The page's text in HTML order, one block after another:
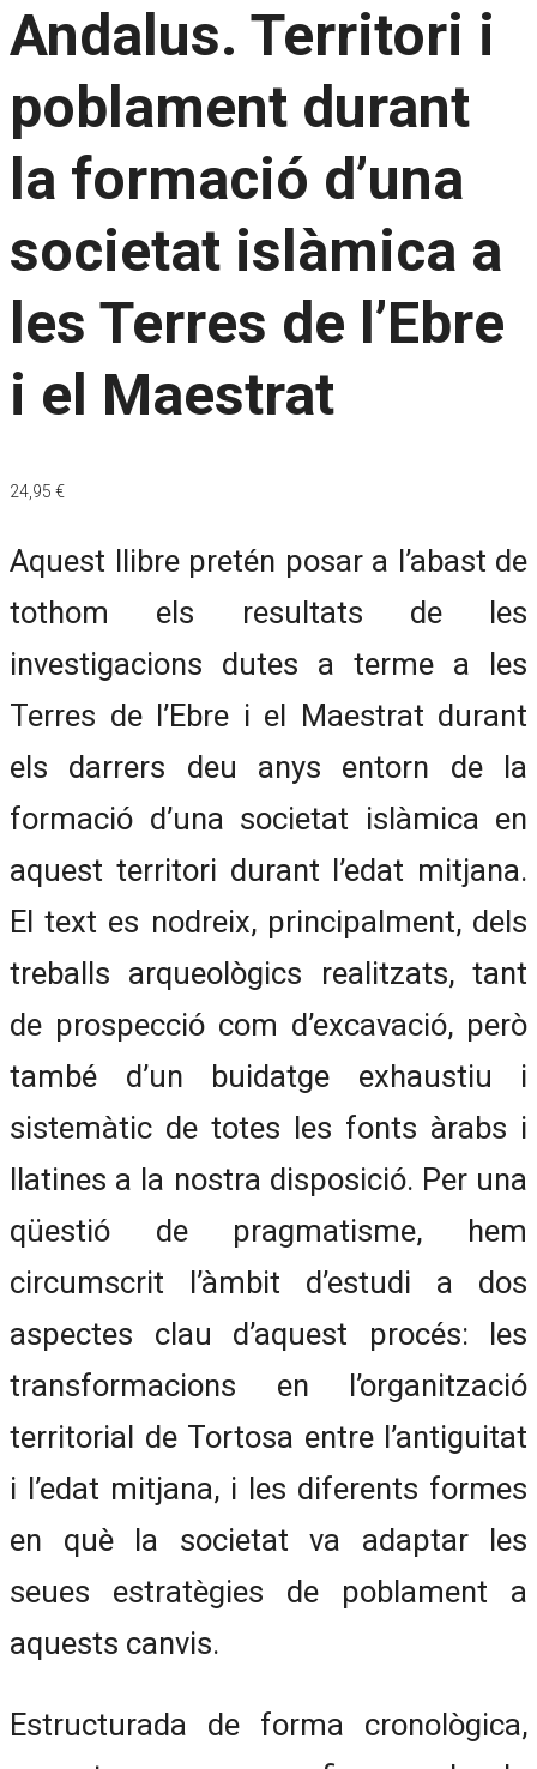
Andalus. Territori i
poblament durant
la formació d’una
societat islàmica a
les Terres de l’Ebre
i el Maestrat
24,95 €
Aquest llibre pretén posar a l’abast de
tothom els resultats de les
investigacions dutes a terme a les
Terres de l’Ebre i el Maestrat durant
els darrers deu anys entorn de la
formació d’una societat islàmica en
aquest territori durant l’edat mitjana.
El text es nodreix, principalment, dels
treballs arqueològics realitzats, tant
de prospecció com d’excavació, però
també d’un buidatge exhaustiu i
sistemàtic de totes les fonts àrabs i
llatines a la nostra disposició. Per una
qüestió de pragmatisme, hem
circumscrit l’àmbit d’estudi a dos
aspectes clau d’aquest procés: les
transformacions en l’organització
territorial de Tortosa entre l’antiguitat
i l’edat mitjana, i les diferents formes
en què la societat va adaptar les
seues estratègies de poblament a
aquests canvis.
Estructurada de forma cronològica,